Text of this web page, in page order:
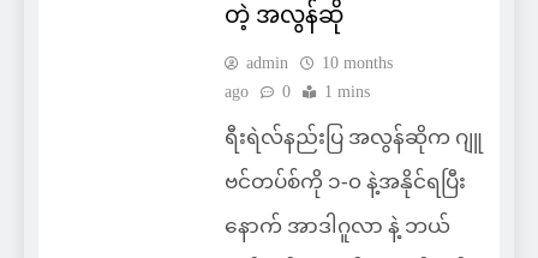
တဲ့ အလွန်ဆို
admin
10 months
ago
0 1 mins
ရီးရဲလ်နည်းပြ အလွန်ဆိုက ဂျူ
ဗင်တပ်စ်ကို ၁-၀ နဲ့အနိုင်ရပြီး
နောက် အာဒါဂူလာ နဲ့ ဘယ်